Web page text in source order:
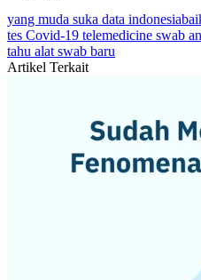
yang muda suka data
tes Covid-19 telemedicine swab
tahu alat swab baru
Artikel Terkait